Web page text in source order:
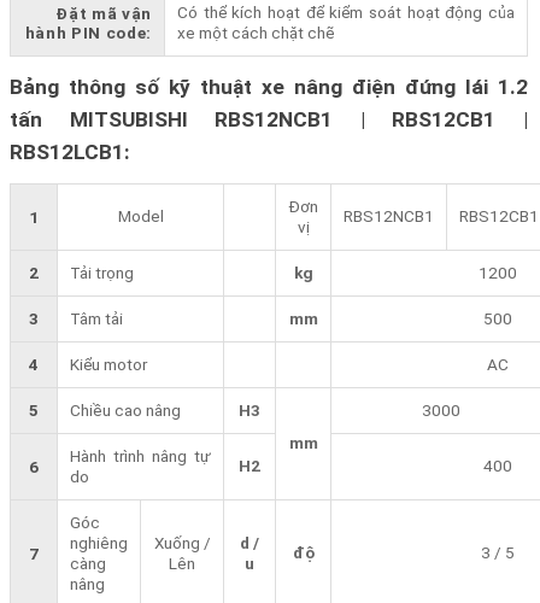
Đặt mã vận
hành PIN code:
Có thể kích hoạt để kiểm soát hoạt động của
xe một cách chặt chẽ
Bảng thông số kỹ thuật xe nâng điện đứng lái 1.2
tấn MITSUBISHI RBS12NCB1 | RBS12CB1 |
RBS12LCB1:
1 Model
Đơn
vị
RBS12NCB1 RBS12CB1
2 Tải trọng kg 1200
3 Tâm tải mm 500
4 Kiểu motor AC
5 Chiều cao nâng
H3
mm
3000
6
Hành trình nâng tự
do
H2 400
7
Góc
nghiêng
càng
nâng
Xuống /
Lên
d /
u
độ 3 / 5